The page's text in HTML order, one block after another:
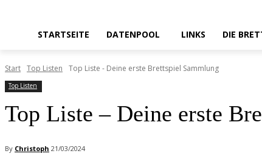
STARTSEITE DATENPOOL LINKS DIE
Start Top Listen Top Liste - Deine erste Brettspiel Sammlung
Top Listen
Top Liste – Deine erste
By Christoph 21/03/2024